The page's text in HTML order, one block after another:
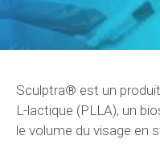
Sculptra® est un
L-lactique (PLLA), un
le volume du visage en